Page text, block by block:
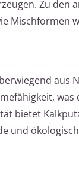
Zu den
Mischformen
aus
bietet
und